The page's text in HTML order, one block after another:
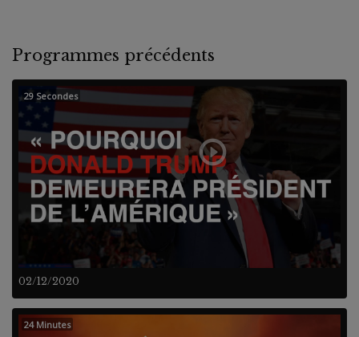
Programmes précédents
02/12/2020
29 Secondes
24 Minutes